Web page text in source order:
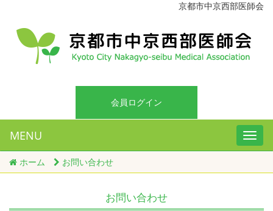
京都市中京西部医師会
会員ログイン
MENU
ホーム お問い合わせ
お問い合わせ